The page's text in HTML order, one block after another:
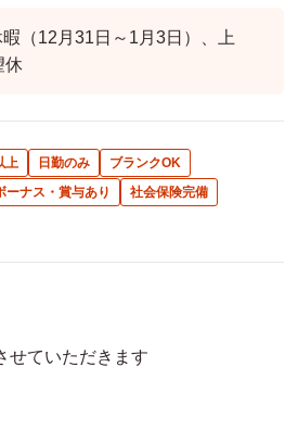
（12月31日～1月3日）、上
休
上 日勤のみ
ブランクOK
ーナス・賞与あり
社会保険完備
せていただきます